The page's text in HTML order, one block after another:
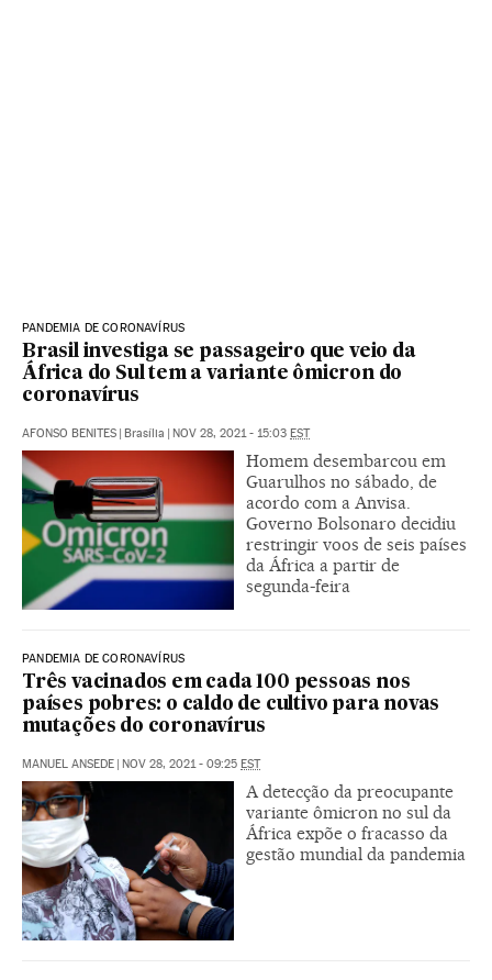
PANDEMIA DE CORONAVÍRUS
Brasil investiga se passageiro que veio da
África do Sul tem a variante ômicron do
coronavírus
AFONSO BENITES | Brasília | NOV 28, 2021 - 15:03 EST
Homem desembarcou em
Guarulhos no sábado, de
acordo com a Anvisa.
Governo Bolsonaro decidiu
restringir voos de seis países
da África a partir de
segunda-feira
PANDEMIA DE CORONAVÍRUS
Três vacinados em cada 100 pessoas nos
países pobres: o caldo de cultivo para novas
mutações do coronavírus
MANUEL ANSEDE | NOV 28, 2021 - 09:25 EST
A detecção da preocupante
variante ômicron no sul da
África expõe o fracasso da
gestão mundial da pandemia